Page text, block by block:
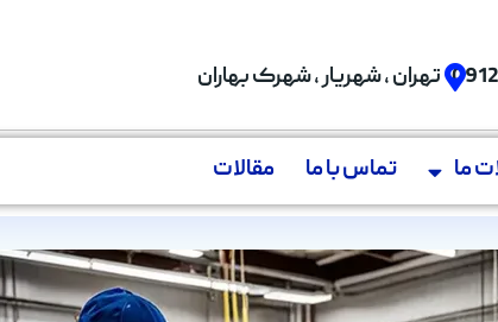
تهران , شهریار , شهرک بهاران
ما تماس با ما مقالات